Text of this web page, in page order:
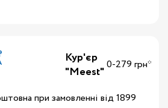
Кур'єр
"Meest"0-279 грн*
при замовленні від 1899